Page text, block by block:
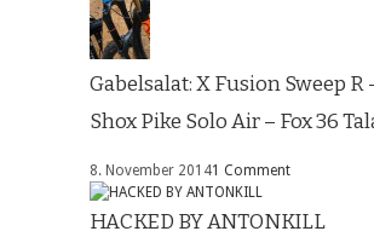
Gabelsalat: X Fusion Sweep R
Shox Pike Solo Air – Fox 36
8. November 20141 Comment
HACKED BY ANTONKILL